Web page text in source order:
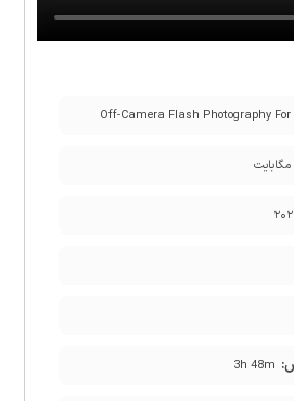
Off-Camera Flash Photography For
3h 48m